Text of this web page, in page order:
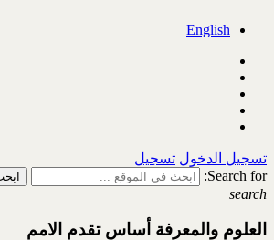
English
تسجيل الدخول تسجيل
Search for:
search
العلوم والمعرفة أساس تقدم الامم